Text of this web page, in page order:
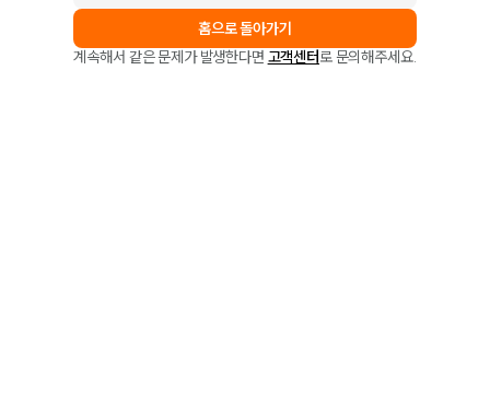
홈으로 돌아가기
계속해서 같은 문제가 발생한다면 고객센터로 문의해주세요.